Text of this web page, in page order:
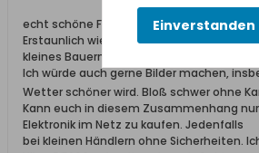
echt schöne Fotos habt Ihr da gemacht.
Erstaunlich wie man beim ersten meinen
kleines Bauernhaus im ländlichen Italien.
Ich würde auch gerne Bilder machen,
Wetter schöner wird. Bloß schwer ohne
Kann euch in diesem Zusammenhang
Elektronik im Netz zu kaufen. Jedenfalls
bei kleinen Händlern ohne Sicherheiten.
Einverstanden